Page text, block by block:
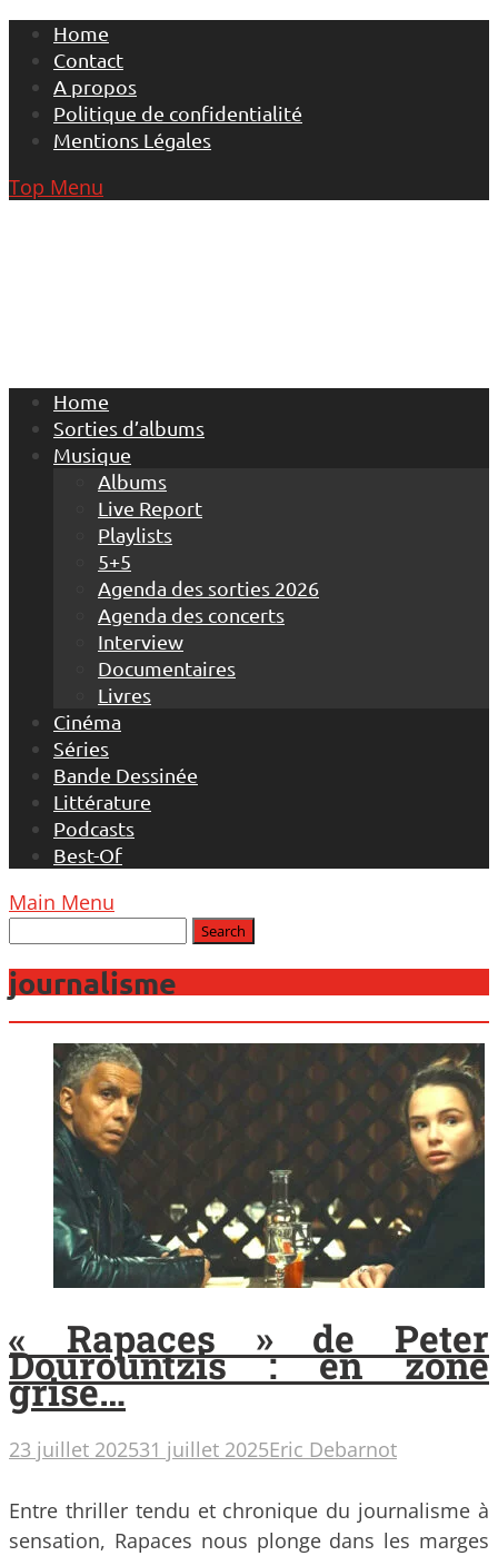
Skip
content
Home
Contact
A propos
Politique de confidentialité
Mentions Légales
Top Menu
Home
Sorties d’albums
Musique
Albums
Live Report
Playlists
5+5
Agenda des sorties 2026
Agenda des concerts
Interview
Documentaires
Livres
Cinéma
Séries
Bande Dessinée
Littérature
Podcasts
Best-Of
Main Menu
journalisme
« Rapaces » de Peter
Dourountzis : en zone
grise…
23 juillet 202531 juillet 2025Eric Debarnot
Entre thriller tendu et chronique du journalisme à
sensation, Rapaces nous plonge dans les marges